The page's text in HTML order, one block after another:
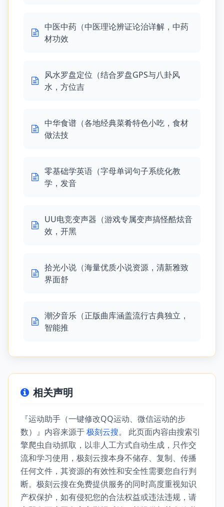
中医中药（中医理论辨证论治详解，中药
材功效
风水罗盘定位（结合罗盘GPS与八卦风
水，方位吉
中华食谱（各地经典菜肴特色小吃，食材
做法技
零基础学英语（字母单词句子系统化教
学，发音
UU电竞变声器（游戏专属变声搞怪酷炫音
效，开黑
拾光小说（海量优质小说资源，清新雅致
界面舒
潮汐音乐（正版曲库涵盖流行古典独立，
智能推
相关声明
『运动助手（一键修改QQ运动、微信运动的步
数）』内容来源于极刻云搜。 此页面内容由搜索引
擎爬虫自动抓取，以非人工方式自动生成，只作交
流和学习使用，极刻云搜本身不储存、复制、传播
任何文件，其资源的有效性和安全性需要您自行判
断。极刻云搜在免费提供服务的同时高度重视知识
产权保护，如有侵犯您的合法权益或违法违规，请